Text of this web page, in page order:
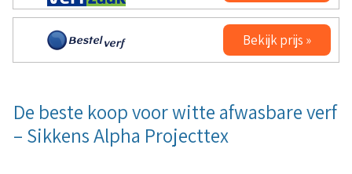
Bekijk prijs »
De beste koop voor witte afwasbare verf
– Sikkens Alpha Projecttex